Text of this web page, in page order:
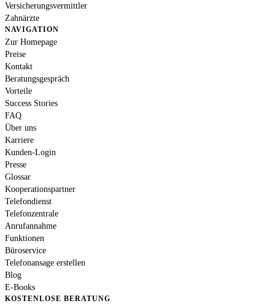
Versicherungsvermittler
Zahnärzte
NAVIGATION
Zur Homepage
Preise
Kontakt
Beratungsgespräch
Vorteile
Success Stories
FAQ
Über uns
Karriere
Kunden-Login
Presse
Glossar
Kooperationspartner
Telefondienst
Telefonzentrale
Anrufannahme
Funktionen
Büroservice
Telefonansage erstellen
Blog
E-Books
KOSTENLOSE BERATUNG